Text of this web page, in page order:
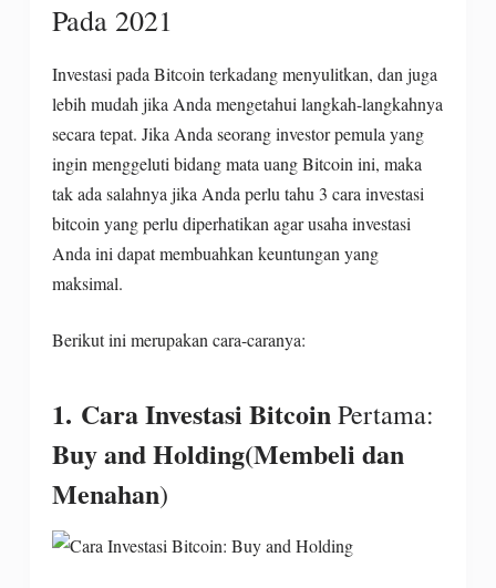
Pada 2021
Investasi pada Bitcoin terkadang menyulitkan, dan juga
lebih mudah jika Anda mengetahui langkah-langkahnya
secara tepat. Jika Anda seorang investor pemula yang
ingin menggeluti bidang mata uang Bitcoin ini, maka
tak ada salahnya jika Anda perlu tahu 3 cara investasi
bitcoin yang perlu diperhatikan agar usaha investasi
Anda ini dapat membuahkan keuntungan yang
maksimal.
Berikut ini merupakan cara-caranya:
1. Cara Investasi BitcoinPertama:
Buy and Holding(Membeli dan
Menahan)